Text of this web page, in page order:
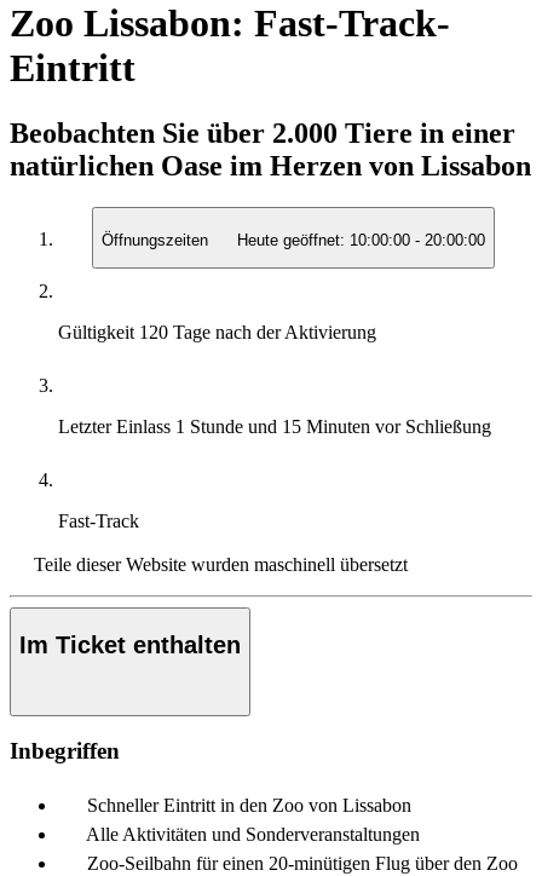
Zoo Lissabon: Fast-Track-
Eintritt
Beobachten Sie über 2.000 Tiere in einer
natürlichen Oase im Herzen von Lissabon
Öffnungszeiten Heute geöffnet: 10:00:00 - 20:00:00
Gültigkeit 120 Tage nach der Aktivierung
Letzter Einlass 1 Stunde und 15 Minuten vor Schließung
Fast-Track
Teile dieser Website wurden maschinell übersetzt
Im Ticket enthalten
Inbegriffen
Schneller Eintritt in den Zoo von Lissabon
Alle Aktivitäten und Sonderveranstaltungen
Zoo-Seilbahn für einen 20-minütigen Flug über den Zoo